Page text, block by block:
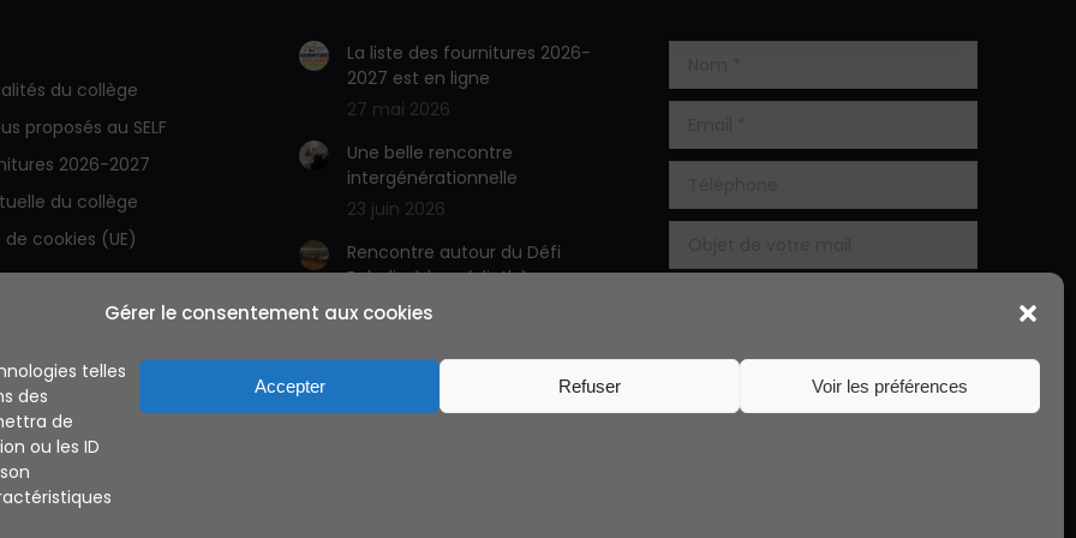
Gérer le consentement aux cookies
telles
des
de
ou les ID
Accepter Refuser Voir les préférences
du collège
proposés au SELF
2026-2027
du collège
de cookies (UE)
La liste des fournitures 2026-
2027 est en ligne
27 mai 2026
Une belle rencontre
intergénérationnelle
23 juin 2026
Rencontre autour du Défi
Babelio à la médiathèque
23 juin 2026
15 juin 2026